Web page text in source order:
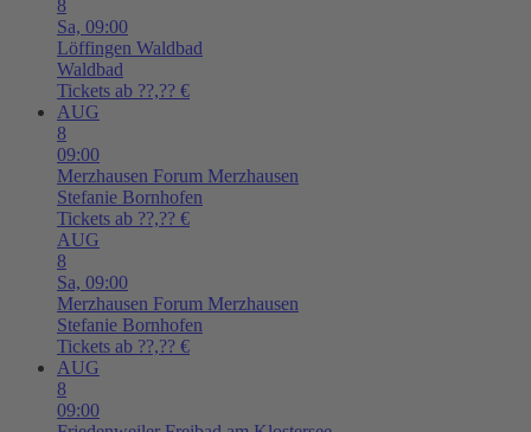
8
Sa, 09:00
Löffingen Waldbad
Waldbad
Tickets ab ??,?? €
AUG
8
09:00
Merzhausen Forum Merzhausen
Stefanie Bornhofen
Tickets ab ??,?? €
AUG
8
Sa, 09:00
Merzhausen Forum Merzhausen
Stefanie Bornhofen
Tickets ab ??,?? €
AUG
8
09:00